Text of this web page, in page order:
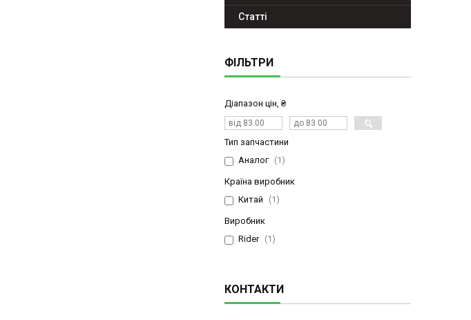
Статті
ФІЛЬТРИ
Діапазон цін, ₴
Тип запчастини
Аналог
1
Країна виробник
Китай
1
Виробник
Rider
1
КОНТАКТИ